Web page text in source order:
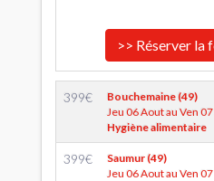
>> Réserver la
399€
Bouchemaine (49)
Jeu 06 Aout au Ven
Hygiène alimentaire
399€
Saumur (49)
Jeu 06 Aout au Ven